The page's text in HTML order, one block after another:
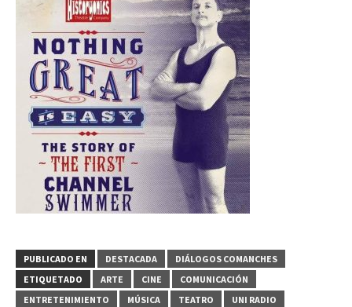
PUBLICADO EN DESTACADA
DIÁLOGOS COMANCHES
ETIQUETADO
ARTE CINE
COMUNICACIÓN
ENTRETENIMIENTO
MÚSICA TEATRO UNI RADIO